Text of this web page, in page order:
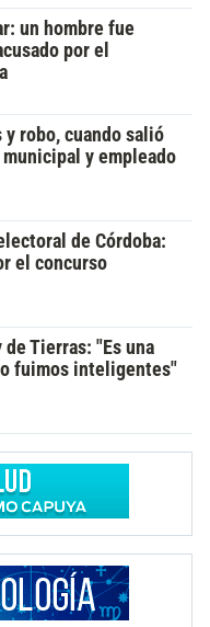
un hombre fue
por el
y robo, cuando salió
y empleado
de Córdoba:
el concurso
Tierras: "Es una
fuimos inteligentes"